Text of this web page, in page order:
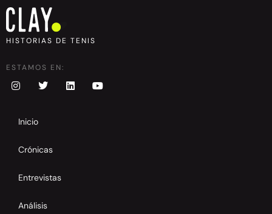
HISTORIAS DE TENIS
ESTAMOS EN:
Inicio
Crónicas
Entrevistas
Análisis